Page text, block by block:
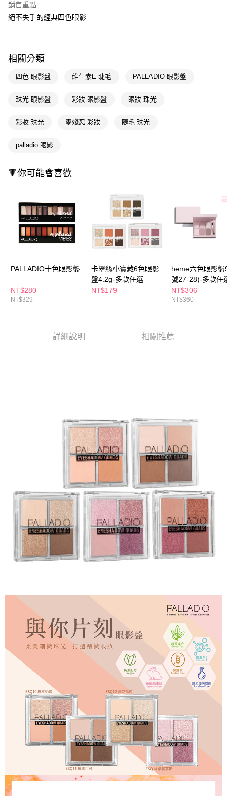
便利好安心！
１．簡單：不需註冊會員、不需綁卡、不需儲值。
２．便利：只要手機號碼，簡訊認證，即可結帳。
３．安心：先確認商品／服務後，再付款。
【「AFTEE先享後付」結帳流程】
結帳頁面，進行簡訊認證並確認金額後，即可完成結帳。
２．訂單成立數日內，您將收到繳費通知簡訊。
ATM／網路銀行／等多元方式進行付款，方視為交易完成。
後付繳納相關費用。
https://netprotections.freshdesk.com/support/home
【注意事項】
１．透過由恩沛科技股份有限公司提供之「AFTEE先享後付」服務完成之交
易，需依本服務之必要範圍內提供個人資料，並將交易相關給付款項請求債
權轉讓予恩沛科技股份有限公司。
https://aftee.tw/terms/#terms3
３．未成年的使用者請事先徵得法定代理人或監護人之同意方可使用
「AFTEE先享後付」，若未經同意申辦者引起之損失，本公司不負相關責
任。
４．使用「AFTEE先享後付」時，將依據個別帳號之用戶狀況，依本公司即
恩沛科技股份有限公司將有權停止該用戶之使用額度並採取法律行動。
每筆NT$65，滿NT$390(含以上)免運費
付款後全家取貨
萊爾富取貨付款
每筆NT$65，滿NT$490(含以上)免運費
7-11取貨付款
每筆NT$65，滿NT$490(含以上)免運費
每筆NT$100，滿NT$790(含以上)免運費
銷售重點
絕不失手的經典四色眼影
相關分類
四色 眼影盤 維生素E 睫毛 PALLADIO 眼影盤
珠光 眼影盤 彩妝 眼影盤 眼妝 珠光
彩妝 珠光 零殘忍 彩妝 睫毛 珠光
palladio 眼影
🔻你可能會喜歡
PALLADIO十色眼影盤
NT$280
NT$329
卡翠絲小寶藏6色眼影
盤4.2g-多款任選
NT$179
heme六色眼影盤
號27-28)-多款任
NT$306
NT$360
詳細說明 相關推薦